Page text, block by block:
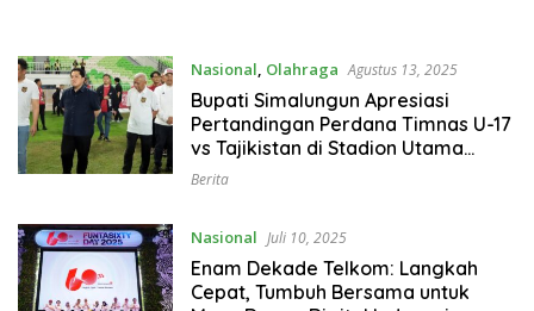
Nasional, Olahraga Agustus 13, 2025
Bupati Simalungun Apresiasi
Pertandingan Perdana Timnas U-17
vs Tajikistan di Stadion Utama
Sumut
Berita
Nasional Juli 10, 2025
Enam Dekade Telkom: Langkah
Cepat, Tumbuh Bersama untuk